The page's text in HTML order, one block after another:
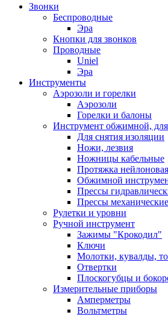
Звонки
Беспроводные
Эра
Кнопки для звонков
Проводные
Uniel
Эра
Инструменты
Аэрозоли и горелки
Аэрозоли
Горелки и балоны
Инструмент обжимной, для
Для снятия изоляции
Ножи, лезвия
Ножницы кабельные
Протяжка нейлоновая
Обжимной
Прессы
Прессы механические
Рулетки и уровни
Ручной инструмент
Зажимы "Крокодил"
Ключи
Молотки, кувалды,
Отвертки
Плоскогубцы и
Измерительные приборы
Амперметры
Вольтметры